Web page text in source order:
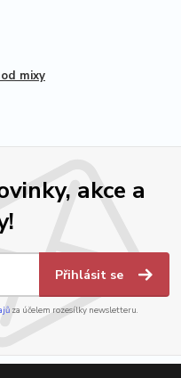
mixy
akce a
Přihlásit se
za účelem rozesílky newsletteru.